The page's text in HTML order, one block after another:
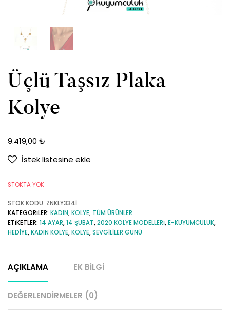
Üçlü Taşsız Plaka
Kolye
9.419,00 ₺
İstek listesine ekle
STOKTA YOK
STOK KODU: ZNKLY334İ
KATEGORILER: KADIN,KOLYE, TÜM ÜRÜNLER
ETIKETLER: 14 AYAR,14 ŞUBAT,2020 KOLYE MODELLERI,E-KUYUMCULUK,
HEDIYE,KADIN KOLYE,KOLYE,SEVGILILER GÜNÜ
AÇIKLAMA EK BILGI
DEĞERLENDIRMELER (0)